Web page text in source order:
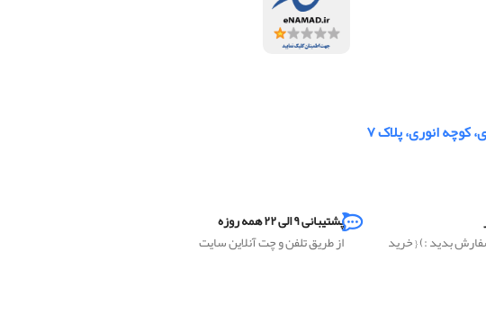
کوچه انوری، پلاک ۷
بدید :) { خرید
پشتیبانی ۹ الی ۲۲ همه روزه
از طریق تلفن و چت آنلاین سایت